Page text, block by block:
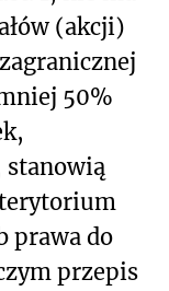
(akcji)
50%
stanowią
prawa do
przepis